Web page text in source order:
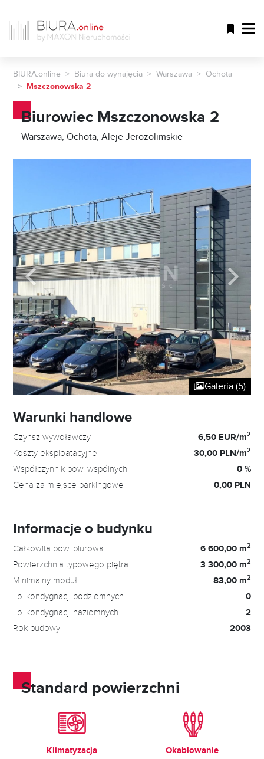
BIURA.online Biura do wynajęcia Warszawa
Ochota
Mszczonowska 2
Biurowiec Mszczonowska 2
Warszawa, Ochota, Aleje Jerozolimskie
Galeria (5)
Warunki handlowe
Czynsz wywoławczy 6,50 EUR/m2
Koszty eksploatacyjne 30,00 PLN/m2
Współczynnik pow. wspólnych 0 %
Cena za miejsce parkingowe 0,00 PLN
Informacje o budynku
Całkowita pow. biurowa 6 600,00 m2
Powierzchnia typowego piętra 3 300,00 m2
Minimalny moduł 83,00 m2
Lb. kondygnacji podziemnych 0
Lb. kondygnacji naziemnych 2
Rok budowy 2003
Standard powierzchni
Klimatyzacja Okablowanie